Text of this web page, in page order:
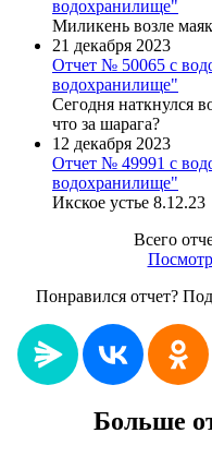
водохранилище"
Миликень возле
21 декабря 2023
Отчет № 50065 с
водохранилище"
Сегодня наткнулся
что за шарага?
12 декабря 2023
Отчет № 49991 с
водохранилище"
Икское устье 8.12.23
Всего
Понравился отчет?
Больше